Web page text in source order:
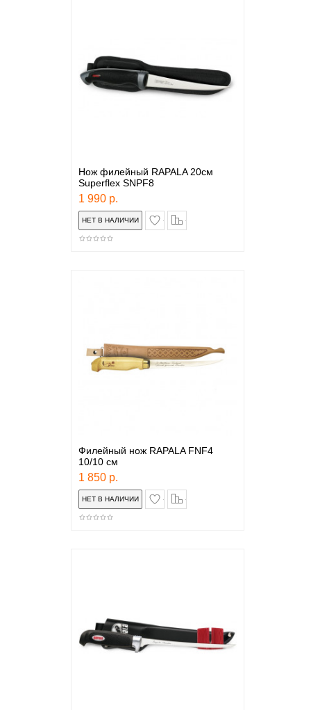
Нож филейный RAPALA 20см
Superflex SNPF8
1 990 р.
в закладки
Филейный нож RAPALA FNF4
10/10 см
1 850 р.
в закладки